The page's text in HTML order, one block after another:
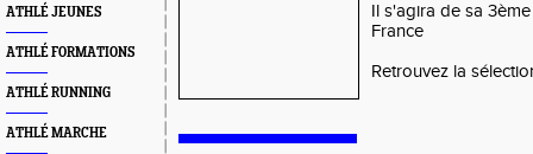
ATHLÉ JEUNES
ATHLÉ FORMATIONS
ATHLÉ RUNNING
ATHLÉ MARCHE
Il s'agira de sa
France
Retrouvez la